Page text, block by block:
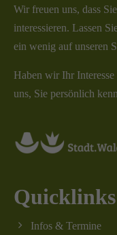
Wir freuen uns, dass
interessieren. Lassen
ein wenig auf unseren
Haben wir Ihr
uns, Sie persönlich
Quicklinks
Infos & Termine